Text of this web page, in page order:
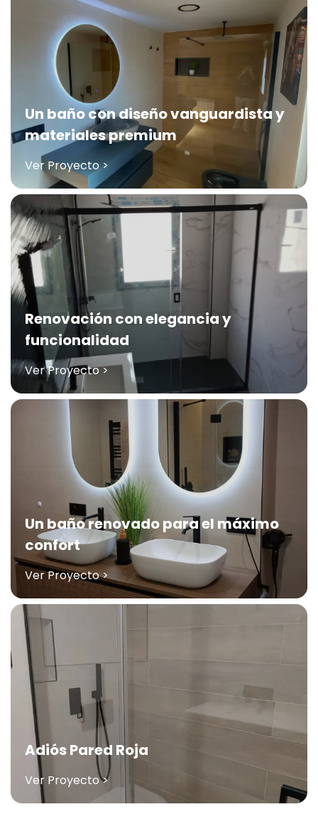
Un baño con diseño vanguardista y
materiales premium
Ver Proyecto >
Renovación con elegancia y
funcionalidad
Ver Proyecto >
Un baño renovado para el máximo
confort
Ver Proyecto >
Adiós Pared Roja
Ver Proyecto >